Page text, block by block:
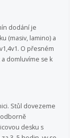
dodání je
(masiv, lamino) a
O přesném
domluvíme se k
Stůl dovezeme
odborně
desku s